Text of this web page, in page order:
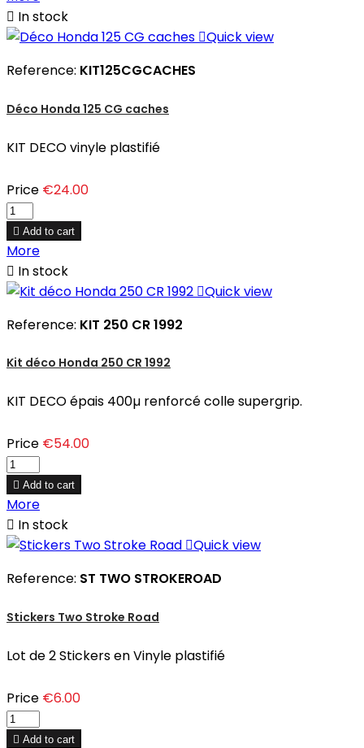
 In stock
Quick view
Reference: KIT125CGCACHES
Déco Honda 125 CG caches
KIT DECO vinyle plastifié
Price €24.00
 Add to cart
More
 In stock
Quick view
Reference: KIT 250 CR 1992
Kit déco Honda 250 CR 1992
KIT DECO épais 400µ renforcé colle supergrip.
Price €54.00
 Add to cart
More
 In stock
Quick view
Reference: ST TWO STROKEROAD
Stickers Two Stroke Road
Lot de 2 Stickers en Vinyle plastifié
Price €6.00
 Add to cart